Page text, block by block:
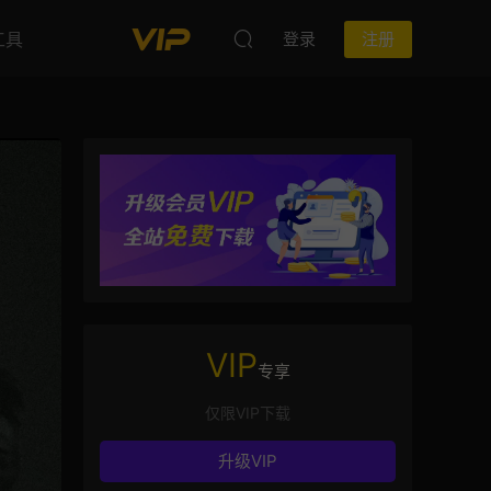
具 登录 注册
VIP专享
仅限VIP下载
升级VIP